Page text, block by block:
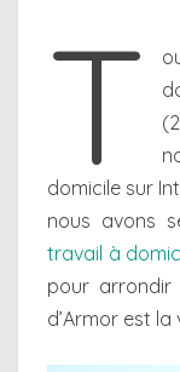
T
domicile sur
nous avons
travail à
pour
d’Armor est